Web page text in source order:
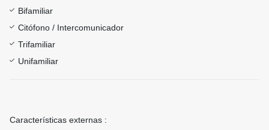
Bifamiliar
Citófono / Intercomunicador
Trifamiliar
Unifamiliar
Características externas :